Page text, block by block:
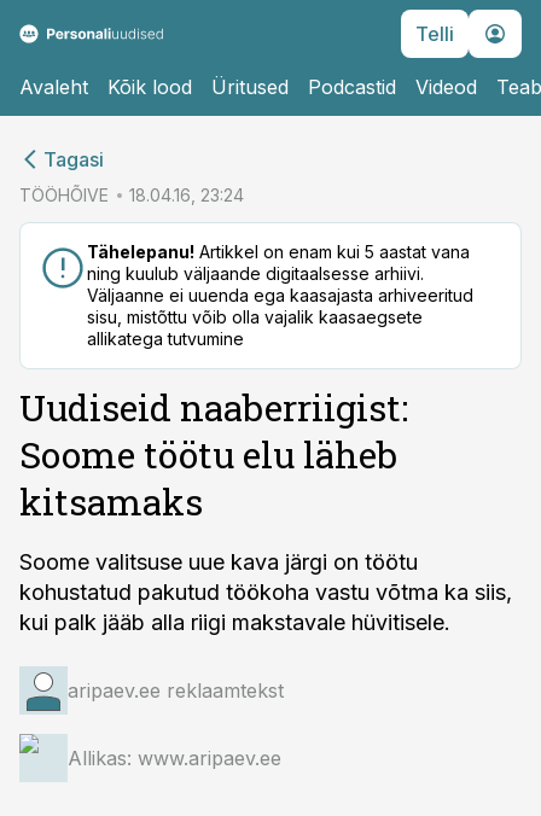
Telli
Avaleht Kõik lood Üritused Podcastid Videod
Tagasi
TÖÖHÕIVE 18.04.16, 23:24
Tähelepanu! Artikkel on enam kui 5 aastat vana
ning kuulub väljaande digitaalsesse arhiivi.
Väljaanne ei uuenda ega kaasajasta arhiveeritud
sisu, mistõttu võib olla vajalik kaasaegsete
allikatega tutvumine
Uudiseid naaberriigist:
Soome töötu elu läheb
kitsamaks
Soome valitsuse uue kava järgi on töötu
kohustatud pakutud töökoha vastu võtma ka siis,
kui palk jääb alla riigi makstavale hüvitisele.
aripaev.ee reklaamtekst
Allikas: www.aripaev.ee